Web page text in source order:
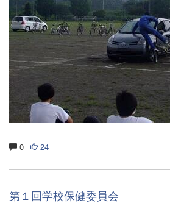
0 24
第１回学校保健委員会